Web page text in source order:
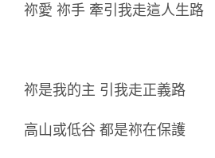
祢愛 祢手 牽引我走這人生路
祢是我的主 引我走正義路
高山或低谷 都是祢在保護